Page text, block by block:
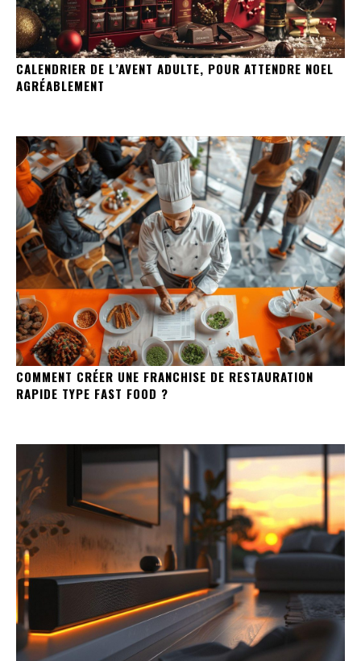
CALENDRIER DE L’AVENT ADULTE, POUR ATTENDRE NOEL
AGRÉABLEMENT
COMMENT CRÉER UNE FRANCHISE DE RESTAURATION
RAPIDE TYPE FAST FOOD ?